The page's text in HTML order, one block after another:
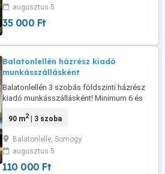
kétszobás , jól felszerelt , erkélyes
apartman , zárt parkolóval kiadó. Az
apartman felújított , klimatizált . Wifivel
tartozik az apartmanhoz . Női és ...
augusztus 5
35 000 Ft
Balatonlellén házrész kiadó
munkásszállásként
Balatonlellén 3 szobás földszinti házrész
kiadó munkásszállásként! Minimum 6 és
megadott ár -hó-fő -ként értendő A
függvényében személyes megbeszélés
alapján is történik. Érd: ( 06 70 4263998-n)
telefonszámon
90 m2| 3 szoba
Balatonlelle, Somogy
augusztus 5
110 000 Ft